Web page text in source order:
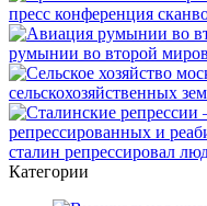
Категории